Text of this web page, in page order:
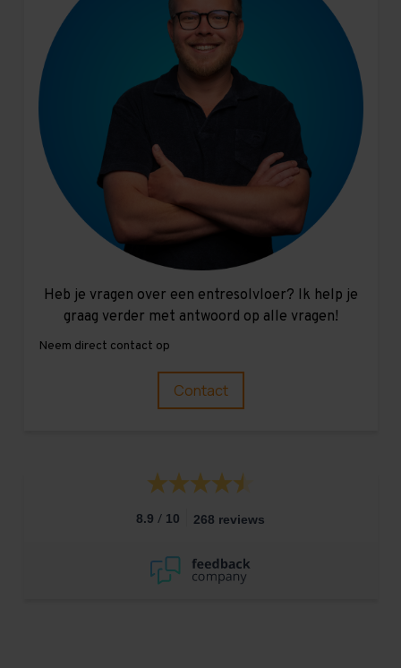
Heb je vragen over een entresolvloer? Ik help je
graag verder met antwoord op alle vragen!
Neem direct contact op
Contact
8.9 / 10 268 reviews